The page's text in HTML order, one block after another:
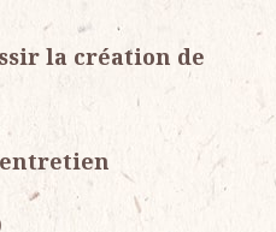
la création de
entretien